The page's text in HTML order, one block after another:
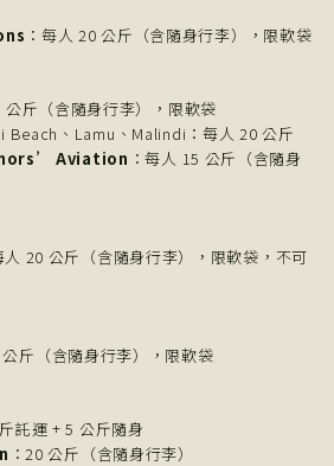
：每人 20 公斤（含隨身行李），限軟袋
公斤（含隨身行李），限軟袋
Beach、Lamu、Malindi：每人 20 公斤
Aviation ：每人 15 公斤（含隨身
人 20 公斤（含隨身行李），限軟袋，不可
公斤（含隨身行李），限軟袋
託運 + 5 公斤隨身
：20 公斤（含隨身行李）